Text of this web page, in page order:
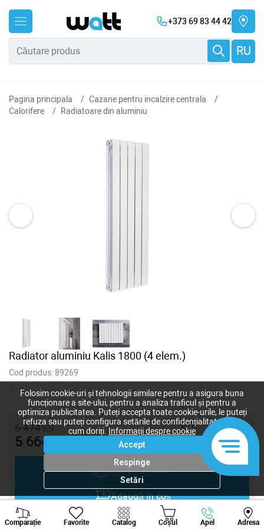
+373 69 83 44 42
RU
Pagina principala
Cazane pentru incalzire centrala
Сalorifere
Radiatoare din aluminiu
Radiator aluminiu Kalis 1800 (4 elem.)
Cod produs: 89269
6 474lei
5 664 +
Cumpără acum
Adaugă în coș
Negociază
Comparație Favorite Catalog Coșul Apel Adresa
Viber Whatsapp
Folosim cookie-uri și tehnologii similare pentru a asigura buna
funcționare a site-ului, pentru a analiza traficul și pentru a
optimiza publicitatea. Puteți accepta toate cookie-urile, le puteți
refuza sau puteți configura setările de confidențialitate după
cum doriți.
Informații despre cookie
Accept
Respinge
Setări